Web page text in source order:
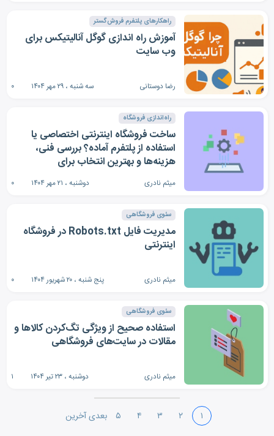
راهکارهای پلتفرم فروش‌گستر
آموزش راه اندازی گوگل آنالیتیکس برای
وب سایت
رضا دوستانی سه شنبه ، ۲۹ مهر ۱۴۰۴ ۰
راه‌اندازی فروشگاه
ساخت فروشگاه اینترنتی اختصاصی یا
استفاده از پلتفرم آماده؟ بررسی فنی،
هزینه‌ها و بهترین انتخاب برای
میثم نادری دوشنبه ، ۲۱ مهر ۱۴۰۴ ۰
سئوی فروشگاهی
مدیریت فایل Robots.txt در فروشگاه
اینترنتی
میثم نادری پنج شنبه ، ۲۰ شهریور ۱۴۰۴ ۰
سئوی فروشگاهی
استفاده صحیح از ویژگی تگ‌کردن کالاها و
مقالات در سایت‌های فروشگاهی
میثم نادری دوشنبه ، ۲۳ تیر ۱۴۰۴
۱ ۲ ۳ ۴ ۵ بعدیآخرین